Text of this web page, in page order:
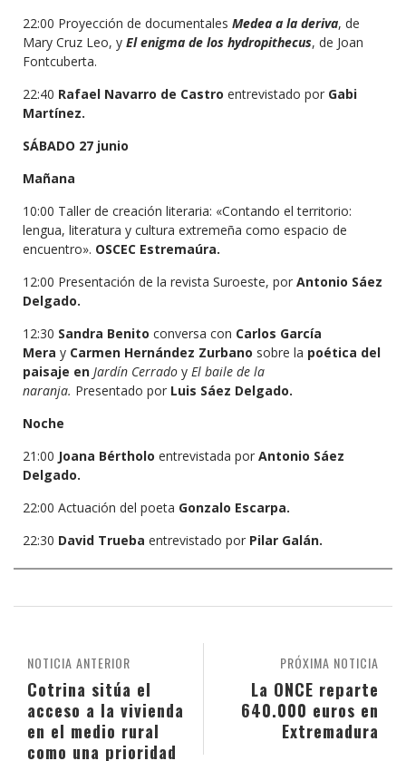
22:00 Proyección de documentales Medea a la deriva, de
Mary Cruz Leo, y El enigma de los hydropithecus, de Joan
Fontcuberta.
22:40 Rafael Navarro de Castro entrevistado por Gabi
Martínez.
SÁBADO 27 junio
Mañana
10:00 Taller de creación literaria: «Contando el territorio:
lengua, literatura y cultura extremeña como espacio de
encuentro». OSCEC Estremaúra.
12:00 Presentación de la revista Suroeste, por Antonio Sáez
Delgado.
12:30 Sandra Benito conversa con Carlos García
Mera y Carmen Hernández Zurbano sobre la poética del
paisaje en Jardín Cerrado y El baile de la
naranja. Presentado por Luis Sáez Delgado.
Noche
21:00 Joana Bértholo entrevistada por Antonio Sáez
Delgado.
22:00 Actuación del poeta Gonzalo Escarpa.
22:30 David Trueba entrevistado por Pilar Galán.
PRÓXIMA NOTICIA
La ONCE reparte
640.000 euros en
Extremadura
NOTICIA ANTERIOR
Cotrina sitúa el
acceso a la vivienda
en el medio rural
como una prioridad